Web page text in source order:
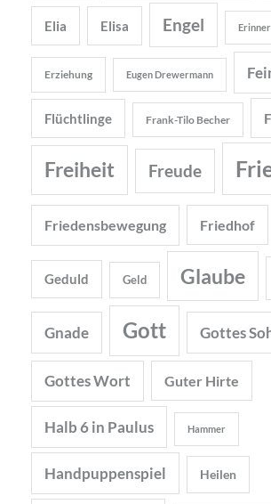
Elia Elisa Engel
Erziehung Eugen Drewermann
Flüchtlinge Frank-Tilo Becher
Freiheit Freude
Friedensbewegung Friedhof
Geduld Geld Glaube
Gnade Gott Gottes
Gottes Wort Guter Hirte
Halb 6 in Paulus Hammer
Handpuppenspiel Heilen